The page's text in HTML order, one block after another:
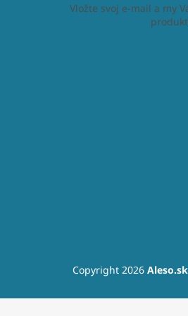
Vložte svoj e-mail a my
Copyright 2026 Aleso.sk